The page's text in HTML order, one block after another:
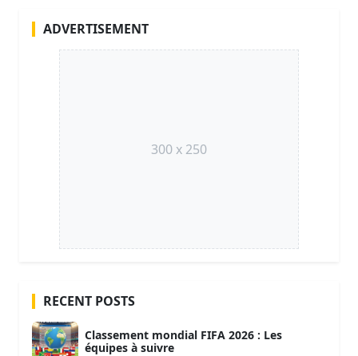
ADVERTISEMENT
300 x 250
RECENT POSTS
Classement mondial FIFA 2026 : Les
équipes à suivre